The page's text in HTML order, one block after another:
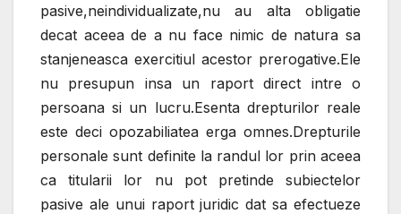
pasive,neindividualizate,nu au alta obligatie
decat aceea de a nu face nimic de natura sa
stanjeneasca exercitiul acestor prerogative.Ele
nu presupun insa un raport direct intre o
persoana si un lucru.Esenta drepturilor reale
este deci opozabiliatea erga omnes.Drepturile
personale sunt definite la randul lor prin aceea
ca titularii lor nu pot pretinde subiectelor
pasive ale unui raport juridic dat sa efectueze